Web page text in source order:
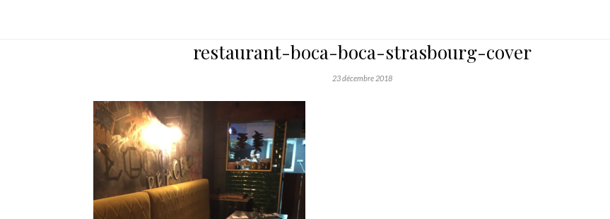
restaurant-boca-boca-strasbourg-cover
23 décembre 2018